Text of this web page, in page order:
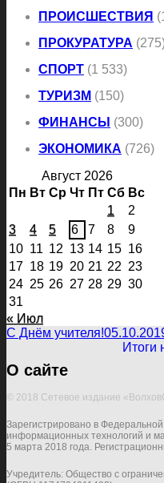
ПРОИСШЕСТВИЯ
ПРОКУРАТУРА
СПОРТ (1 533)
ТУРИЗМ (150)
ФИНАНСЫ (300)
ЭКОНОМИКА (726)
Август 2026
Пн Вт Ср Чт Пт Сб Вс
1
2
3
4 5 6 7 8
9
10 11 12 13 14 15 16
17 18 19 20 21 22 23
24 25 26 27 28 29 30
31
« Июл
С Днём учителя!
Итоги
О сайте
© 2018 Сетевое издание
Зарегистрировано в
информационных технологий и
5 марта 2018 года.
Учредитель: Общество с